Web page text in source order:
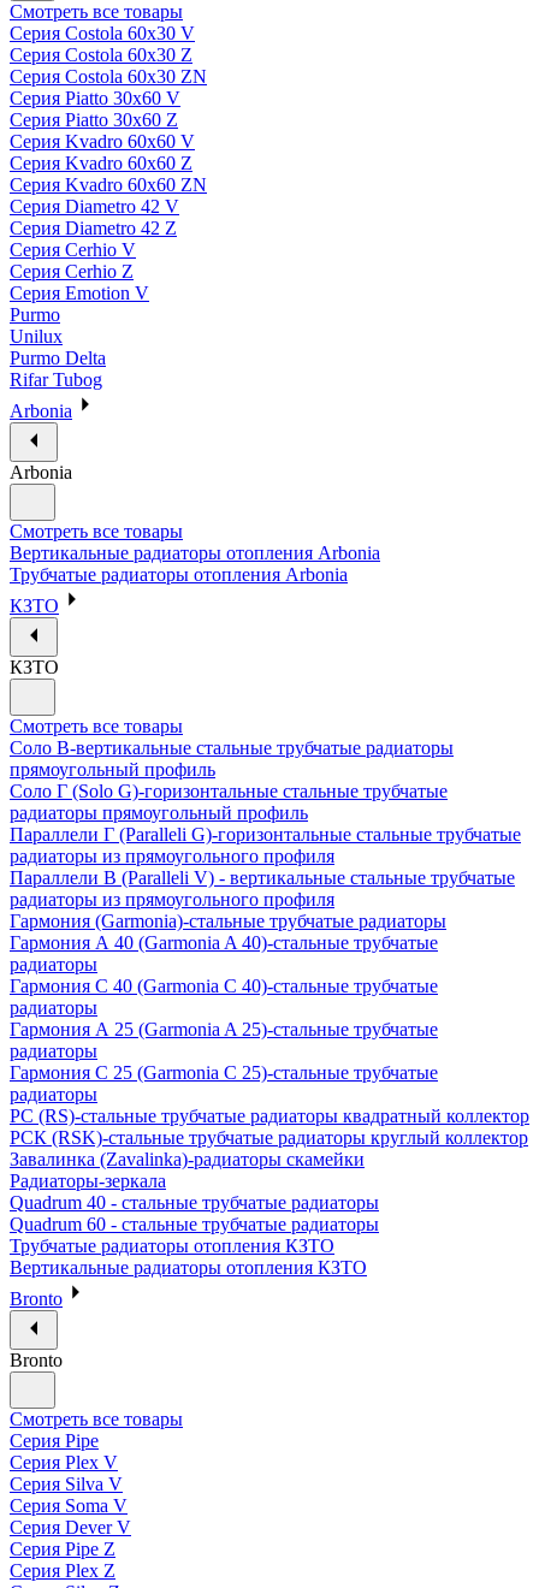
Смотреть все товары
Серия Costola 60х30 V
Серия Costola 60х30 Z
Серия Costola 60х30 ZN
Серия Piatto 30х60 V
Серия Piatto 30х60 Z
Серия Kvadro 60х60 V
Серия Kvadro 60х60 Z
Серия Kvadro 60х60 ZN
Серия Diametro 42 V
Серия Diametro 42 Z
Серия Cerhio V
Серия Cerhio Z
Серия Emotion V
Purmo
Unilux
Purmo Delta
Rifar Tubog
Arbonia
Arbonia
Смотреть все товары
Вертикальные радиаторы отопления Arbonia
Трубчатые радиаторы отопления Arbonia
КЗТО
КЗТО
Смотреть все товары
Соло В-вертикальные стальные трубчатые радиаторы
прямоугольный профиль
Соло Г (Solo G)-горизонтальные стальные трубчатые
радиаторы прямоугольный профиль
Параллели Г (Paralleli G)-горизонтальные стальные трубчатые
радиаторы из прямоугольного профиля
Параллели В (Paralleli V) - вертикальные стальные трубчатые
радиаторы из прямоугольного профиля
Гармония (Garmonia)-стальные трубчатые радиаторы
Гармония А 40 (Garmonia A 40)-стальные трубчатые
радиаторы
Гармония С 40 (Garmonia C 40)-стальные трубчатые
радиаторы
Гармония А 25 (Garmonia A 25)-стальные трубчатые
радиаторы
Гармония С 25 (Garmonia C 25)-стальные трубчатые
радиаторы
РС (RS)-стальные трубчатые радиаторы квадратный коллектор
РСК (RSK)-стальные трубчатые радиаторы круглый коллектор
Завалинка (Zavalinka)-радиаторы скамейки
Радиаторы-зеркала
Quadrum 40 - стальные трубчатые радиаторы
Quadrum 60 - стальные трубчатые радиаторы
Трубчатые радиаторы отопления КЗТО
Вертикальные радиаторы отопления КЗТО
Bronto
Bronto
Смотреть все товары
Серия Pipe
Серия Plex V
Серия Silva V
Серия Soma V
Серия Dever V
Серия Pipe Z
Серия Plex Z